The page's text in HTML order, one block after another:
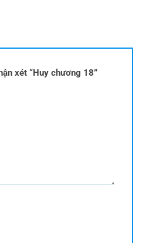
xét “Huy chương 18”